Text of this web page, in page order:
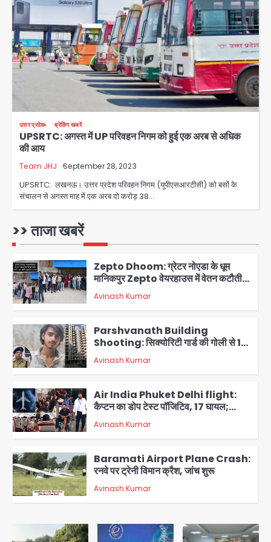
उत्तर प्रदेश ब्रेकिंग खबरें
UPSRTC: अगस्त में UP परिवहन निगम को हुई एक अरब से अधिक
की आय
Team JHJ September 28, 2023
UPSRTC: लखनऊ। उत्तर प्रदेश परिवहन निगम (यूपीएसआरटीसी) को बसों के
संचालन से अगस्त माह में एक अरब दो करोड़ 38…
>> ताजा खबरें
3
Parshvanath Building
Shooting: सिक्योरिटी गार्ड की गोली से 17
वर्षीय किशोर की मौत
Avinash Kumar
4
Air India Phuket Delhi flight:
कैप्टन का डोप टेस्ट पॉजिटिव, 17 घायल;
DGCA जांच जारी
Avinash Kumar
Baramati Airport Plane Crash:
Avinash Kumar
1
Shaheen Bagh News: बारिश के बाद
2
Zepto Dhoom: ग्रेटर नोएडा के धूम
मानिकपुर Zepto वेयरहाउस में वेतन कटौती
को लेकर 100 से ज्यादा कर्मचारियों का विरोध
प्रदर्शन
Avinash Kumar
3
Parshvanath Building
Shooting: सिक्योरिटी गार्ड की गोली से 17
वर्षीय किशोर की मौत
Avinash Kumar
4
Air India Phuket Delhi flight:
कैप्टन का डोप टेस्ट पॉजिटिव, 17 घायल;
DGCA जांच जारी
Avinash Kumar
5
Baramati Airport Plane Crash:
रनवे पर ट्रेनी विमान क्रैश, जांच शुरू
Avinash Kumar
Shaheen Bagh News: बारिश के बाद
शाहीन बाग में जलभराव और गड्ढे, सीवर काम से